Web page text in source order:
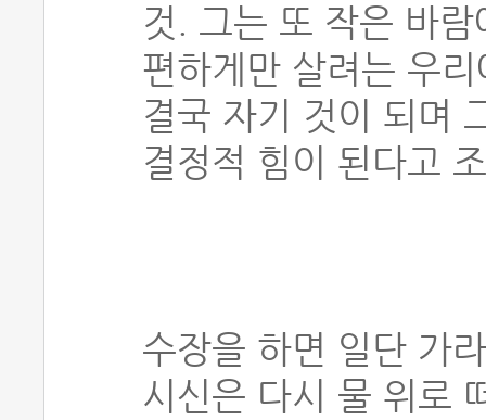
것. 그는 또 작은 바
편하게만 살려는 우
결국 자기 것이 되며
결정적 힘이 된다고
수장을 하면 일단 가
시신은 다시 물 위로